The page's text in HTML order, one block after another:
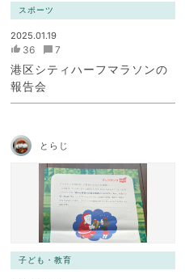
スポーツ
2025.01.19
36 7
港区シティハーフマラソンの
報告会
とらじ
子ども・教育